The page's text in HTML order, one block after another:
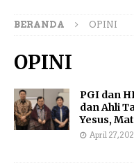
BERANDA OPINI
OPINI
PGI dan
dan Ahli
Yesus,
April 27,